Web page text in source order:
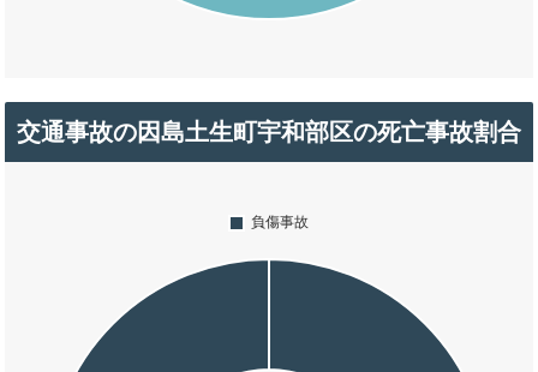
交通事故の因島土生町宇和部区の死亡事故割合